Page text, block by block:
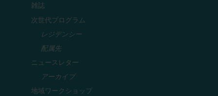
雑誌
次世代プログラム
レジデンシー
配属先
ニュースレター
アーカイブ
地域ワークショップ